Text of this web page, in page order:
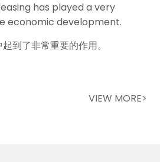
has played a very
economic development.
到了非常重要的作用。
VIEW MORE>